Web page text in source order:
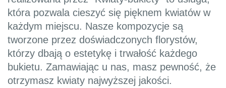
która pozwala cieszyć się pięknem kwiatów w
każdym miejscu. Nasze kompozycje są
tworzone przez doświadczonych florystów,
którzy dbają o estetykę i trwałość każdego
bukietu. Zamawiając u nas, masz pewność, że
otrzymasz kwiaty najwyższej jakości.